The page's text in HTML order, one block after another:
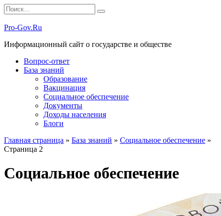
Перейти
к
содержанию
Search
for:
Pro-Gov.Ru
Информационный сайт о государстве и обществе
Вопрос-ответ
База знаний
Образование
Вакцинация
Социальное обеспечение
Документы
Доходы населения
Блоги
Главная страница » База знаний » Социальное обеспечение »
Страница 2
Социальное обеспечение